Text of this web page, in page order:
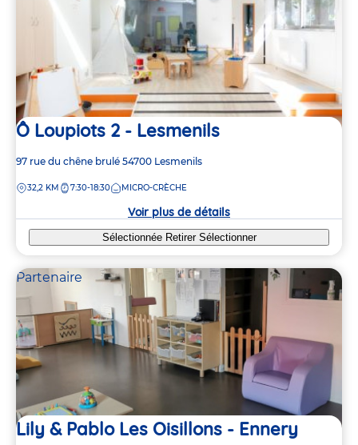
Ô Loupiots 2 - Lesmenils
Adresse
la
97 rue du chêne brulé 54700 Lesmenils
DISTANCE
32,2 KM 7:30-18:30 MICRO-CRÈCHE
Voir plus de détails
Sélectionnée Retirer Sélectionner
Partenaire
Lily & Pablo Les Oisillons - Ennery